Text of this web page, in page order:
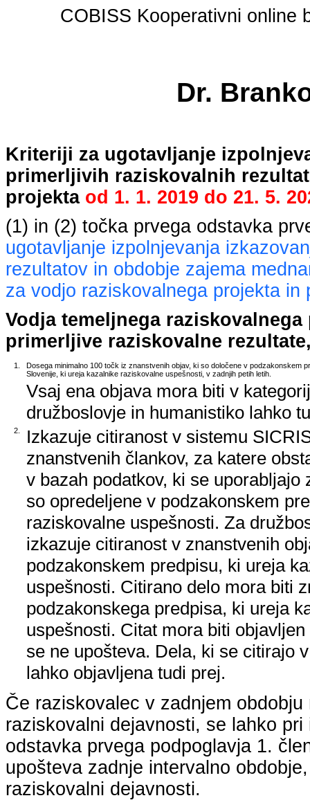
COBISS Kooperativni online
Dr.
Kriteriji za ugotavljanje
primerljivih raziskovalnih
projekta od 1. 1. 2019 do 21. 5.
(1) in (2) točka prvega odstavka
ugotavljanje izpolnjevanja
rezultatov in obdobje zajema
za vodjo raziskovalnega projekta in
Vodja temeljnega
primerljive raziskovalne
1.
Dosega minimalno 100 točk iz znanstvenih objav, ki so določene v podzakonskem
Slovenije, ki ureja kazalnike raziskovalne uspešnosti, v zadnjih petih letih.
Vsaj ena objava mora biti v
družboslovje in humanistiko lahko
2.
Izkazuje citiranost v sistemu
znanstvenih člankov, za katere
v bazah podatkov, ki se
so opredeljene v podzakonskem
raziskovalne uspešnosti. Za
izkazuje citiranost v znanstvenih
podzakonskem predpisu, ki ureja
uspešnosti. Citirano delo mora biti
podzakonskega predpisa, ki ureja
uspešnosti. Citat mora biti
se ne upošteva. Dela, ki se citirajo
lahko objavljena tudi prej.
Če raziskovalec v zadnjem
raziskovalni dejavnosti, se lahko
odstavka prvega podpoglavja 1.
upošteva zadnje intervalno
raziskovalni dejavnosti.